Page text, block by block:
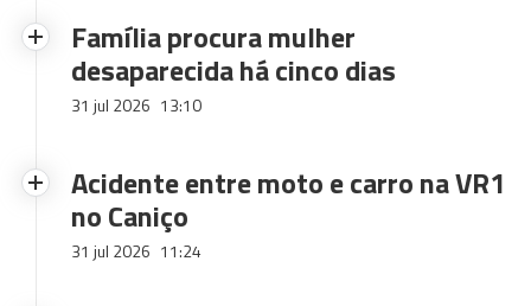
Família procura mulher
desaparecida há cinco dias
31 jul 2026 13:10
Acidente entre moto e carro na VR1
no Caniço
31 jul 2026 11:24